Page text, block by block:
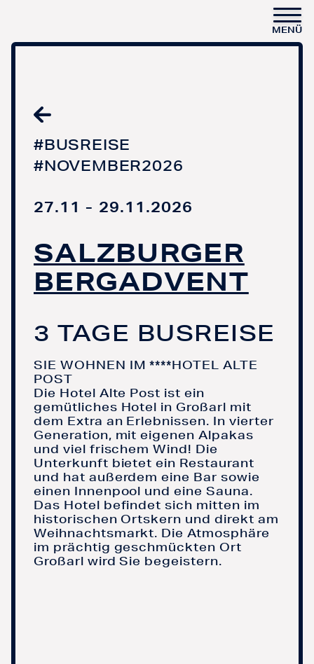
MENÜ
#BUSREISE
#NOVEMBER2026
27.11 - 29.11.2026
SALZBURGER
BERGADVENT
3 TAGE BUSREISE
SIE WOHNEN IM ****HOTEL ALTE
POST
Die Hotel Alte Post ist ein
gemütliches Hotel in Großarl mit
dem Extra an Erlebnissen. In vierter
Generation, mit eigenen Alpakas
und viel frischem Wind! Die
Unterkunft bietet ein Restaurant
und hat außerdem eine Bar sowie
einen Innenpool und eine Sauna.
Das Hotel befindet sich mitten im
historischen Ortskern und direkt am
Weihnachtsmarkt. Die Atmosphäre
im prächtig geschmückten Ort
Großarl wird Sie begeistern.